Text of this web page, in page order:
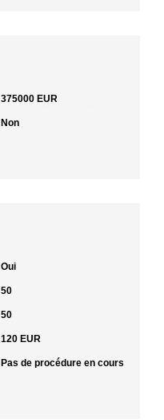
375000 EUR
Non
Oui
50
50
120 EUR
Pas de procédure en cours